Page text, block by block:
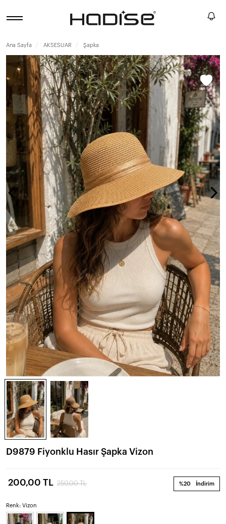
Ana Sayfa AKSESUAR Şapka
D9879 Fiyonklu Hasır Şapka Vizon
%20 İndirim
200,00 TL 250,00 TL
Renk: Vizon